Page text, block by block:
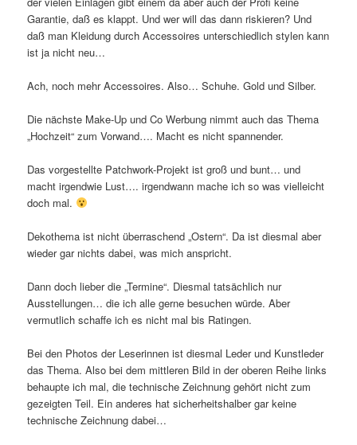
Garantie, daß es klappt. Und wer will das dann riskieren? Und
daß man Kleidung durch Accessoires unterschiedlich stylen kann
ist ja nicht neu…
Ach, noch mehr Accessoires. Also… Schuhe. Gold und Silber.
Die nächste Make-Up und Co Werbung nimmt auch das Thema
„Hochzeit“ zum Vorwand…. Macht es nicht spannender.
Das vorgestellte Patchwork-Projekt ist groß und bunt… und
macht irgendwie Lust…. irgendwann mache ich so was vielleicht
doch mal.
Dekothema ist nicht überraschend „Ostern“. Da ist diesmal aber
wieder gar nichts dabei, was mich anspricht.
Dann doch lieber die „Termine“. Diesmal tatsächlich nur
Ausstellungen… die ich alle gerne besuchen würde. Aber
vermutlich schaffe ich es nicht mal bis Ratingen.
Bei den Photos der Leserinnen ist diesmal Leder und Kunstleder
das Thema. Also bei dem mittleren Bild in der oberen Reihe links
behaupte ich mal, die technische Zeichnung gehört nicht zum
gezeigten Teil. Ein anderes hat sicherheitshalber gar keine
technische Zeichnung dabei…